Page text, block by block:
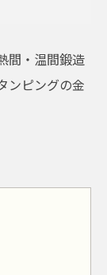
間・温間鍛造
ンピングの金